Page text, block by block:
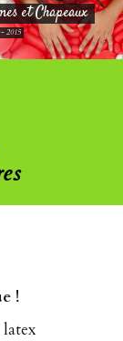
et Chapeaux
2015
!